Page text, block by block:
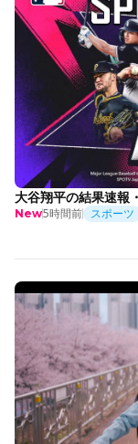
大谷翔平の結果速報
New5時間前 スポーツ